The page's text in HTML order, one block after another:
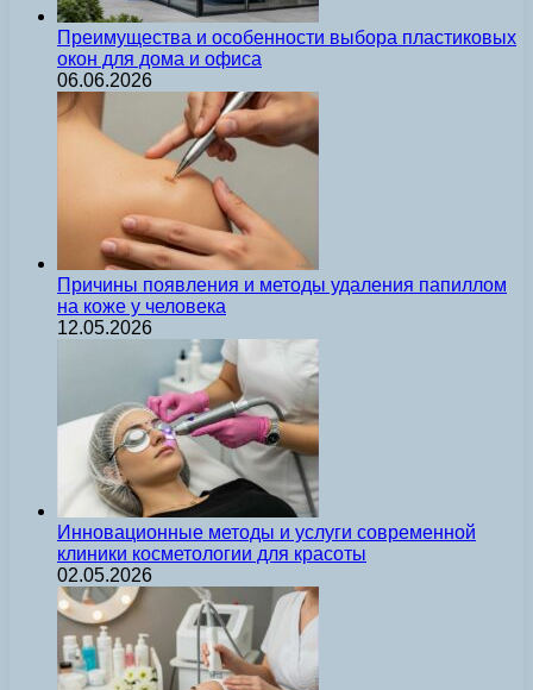
Преимущества и особенности выбора пластиковых
окон для дома и офиса
06.06.2026
Причины появления и методы удаления папиллом
на коже у человека
12.05.2026
Инновационные методы и услуги современной
клиники косметологии для красоты
02.05.2026